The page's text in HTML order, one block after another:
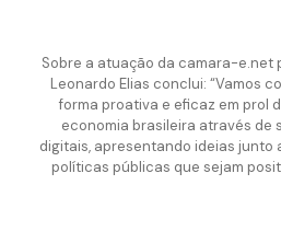
Sobre a atuação da camara-e.net
Leonardo Elias conclui: “Vamos
forma proativa e eficaz em prol
economia brasileira através de
digitais, apresentando ideias junto
políticas públicas que sejam